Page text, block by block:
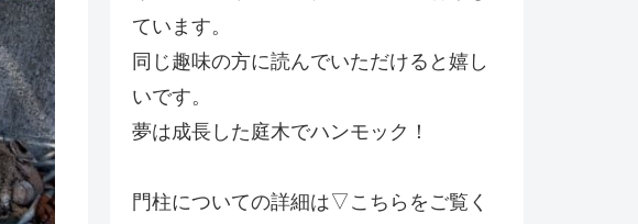
ています。
同じ趣味の方に読んでいただけると嬉し
いです。
夢は成長した庭木でハンモック！
門柱についての詳細は▽こちらをご覧く